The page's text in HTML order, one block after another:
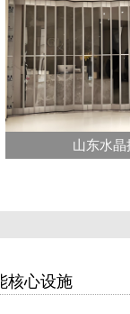
山东水
核心设施